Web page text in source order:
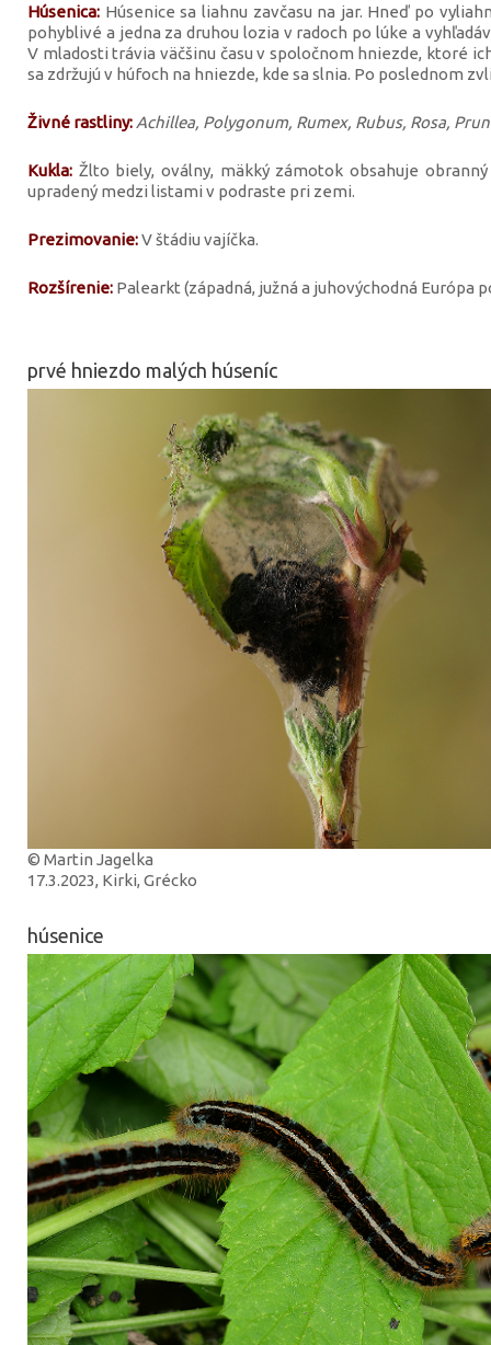
Húsenica: Húsenice sa liahnu zavčasu na jar. Hneď po
pohyblivé a jedna za druhou lozia v radoch po lúke a
V mladosti trávia väčšinu času v spoločnom hniezde, ktoré
sa zdržujú v húfoch na hniezde, kde sa slnia. Po poslednom
Živné rastliny: Achillea, Polygonum, Rumex, Rubus, Rosa,
Kukla: Žlto biely, oválny, mäkký zámotok obsahuje
upradený medzi listami v podraste pri zemi.
Prezimovanie:V štádiu vajíčka.
Rozšírenie: Palearkt (západná, južná a juhovýchodná Európa
prvé hniezdo malých húseníc
© Martin Jagelka
17.3.2023, Kirki, Grécko
húsenice